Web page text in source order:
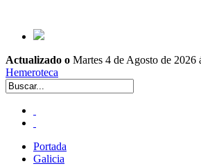
Actualizado o Martes 4 de Agosto de 2026
Hemeroteca
Portada
Galicia